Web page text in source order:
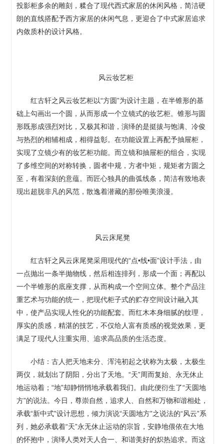
投影柜多余的雕刻，糅合了现代西式家居的休闲风格，简洁硬
朗的直线搭配予西方家居的休闲气息，更迎合了中式家居追求
内敛质朴的设计风格。
风云妆艺柜
红古轩之风云妆艺柜以“方圆”为设计主题，在半锥形的基
础上勾画出一个圆，从而形成一个立镜式的妆艺柜。锥形与圆
形既形成强烈对比，又极其和谐，演绎的是挺拔与饱满、冷俊
与热烈的相辅相成，相得益彰。在功能设置上再配予抽屉柜，
实现了立镜少有的妆艺柜功能。而立镜和抽屉柜的组合，实现
了多维空间的对称转换，圆者中规，方者中矩，规矩者方圆之
至，有着深刻的意蕴。而匠心独具的曲弧线条，简洁有致地表
现出超脱非凡的风范，散逸着潜藏的那份唯美浪漫。
风云床尾凳
红古轩之风云床尾凳采用现代的“点•线•面”设计手法，由
一点抛出一条半抛物线，然后相连排列，形成一个面；再配以
一个半锥形的底座支撑，从而构成一个空间立体。整个产品注
重艺术与功能的统一，把现代柜子式的贮存空间设计融入其
中，使产品实现人性化的功能配套。而红木本身细腻的纹理，
厚实的质感，精湛的技艺，不仅给人富有质感的视觉效果，更
满足了现代人注重实用、追求高品质的生活态度。
小结：古人把天地未分、浑沌初起之状称为太极，太极生
两仪，就划出了阴阳，分出了天地。“天”周而复始、永无休止
地运动着；“地”却静悄悄地承载着我们。由此便衍生了“天圆地
方”的说法。今日，尊崇自然，追求人、自然和万物和谐相处，
承载“新中式”设计思想，倾力演说“天圆地方”之说法的“风云”系
列，她必承载着“天”永无休止运动的宗旨，安静地偎依在大地
的怀抱中，演绎人类对天人合一、和谐美好的炽热追求。而这